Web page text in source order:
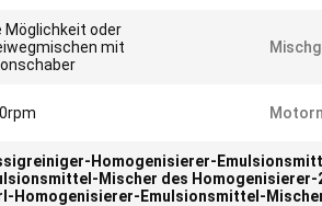
Möglichkeit oder
mit
Homogenisierer-
Mischer des Homogenisierer-
Homogenisierer-Emulsionsmittel-